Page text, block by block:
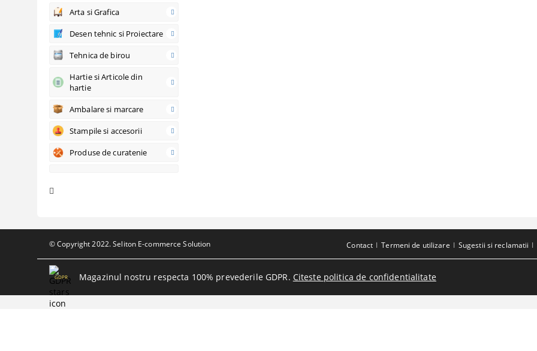
Arta si Grafica
Desen tehnic si Proiectare
Tehnica de birou
Hartie si Articole din
hartie
Ambalare si marcare
Stampile si accesorii
Produse de curatenie
© Copyright 2022. Seliton E-commerce Solution Contact Termeni de utilizare Sugestii si reclamatii
GDPR Magazinul nostru respecta 100% prevederile GDPR. Citeste politica de confidentialitate